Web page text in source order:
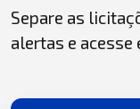
Separe as
alertas e